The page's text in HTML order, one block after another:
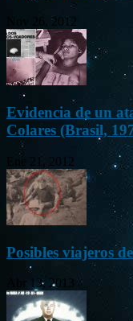
Nov 26, 2012
Evidencia de un
Colares (Brasil,
Ene 21, 2012
Posibles viajeros
Abr 13, 2013